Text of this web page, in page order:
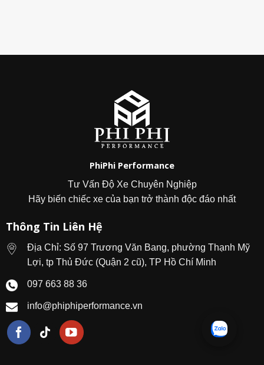
PhiPhi Performance
Tư Vấn Độ Xe Chuyên Nghiệp
Hãy biến chiếc xe của bạn trở thành độc đáo nhất
Thông Tin Liên Hệ
Địa Chỉ: Số 97 Trương Văn Bang, phường Thạnh Mỹ
Lợi, tp Thủ Đức (Quận 2 cũ), TP Hồ Chí Minh
097 663 88 36
info@phiphiperformance.vn